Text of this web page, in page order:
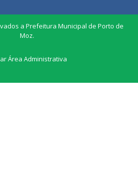
a Prefeitura Municipal de Porto de
Moz.
Área Administrativa